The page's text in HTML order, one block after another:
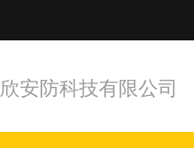
安防科技有限公司